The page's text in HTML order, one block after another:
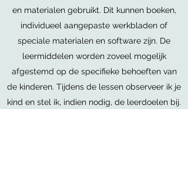
en materialen gebruikt. Dit kunnen boeken,
individueel aangepaste werkbladen of
speciale materialen en software zijn. De
leermiddelen worden zoveel mogelijk
afgestemd op de specifieke behoeften van
de kinderen. Tijdens de lessen observeer ik je
kind en stel ik, indien nodig, de leerdoelen bij.